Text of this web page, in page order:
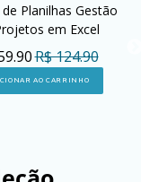
Planilhas Gestão
em Excel
R$ 124.90
AO CARRINHO